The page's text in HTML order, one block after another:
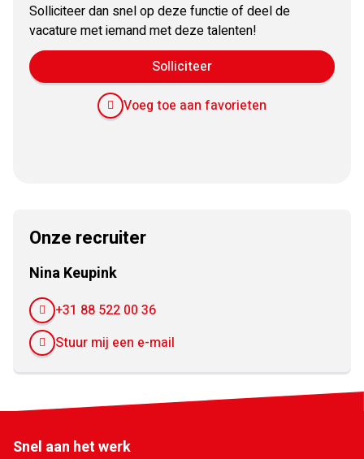
Solliciteer dan snel op deze functie of deel de
vacature met iemand met deze talenten!
Solliciteer
Voeg toe aan favorieten
Onze recruiter
Nina Keupink
+31 88 522 00 36
Stuur mij een e-mail
Snel aan het werk